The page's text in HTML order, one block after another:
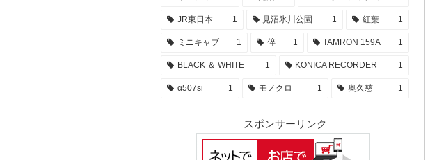
JR東日本 1 見沼氷川公園 1 紅葉 1
ミニキャブ 1 倅 1 TAMRON 159A 1
BLACK ＆ WHITE 1 KONICA RECORDER 1
α507si 1 モノクロ 1 奥久慈 1
スポンサーリンク